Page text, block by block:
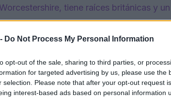
Do Not Process My Personal Information
opt-out of the sale, sharing to third parties, or
for targeted advertising by us, please use the
selection. Please note that after your opt-out request
interest-based ads based on personal information
tiene raíces británicas y